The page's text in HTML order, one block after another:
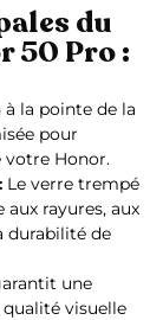
du
50 Pro :
la pointe de la
pour
votre Honor.
Le verre trempé
rayures, aux
durabilité de
une
visuelle